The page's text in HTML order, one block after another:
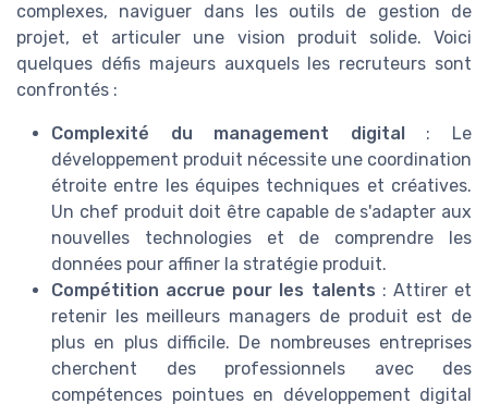
complexes, naviguer dans les outils de gestion de
projet, et articuler une vision produit solide. Voici
quelques défis majeurs auxquels les recruteurs sont
confrontés :
Complexité du management digital: Le
développement produit nécessite une coordination
étroite entre les équipes techniques et créatives.
Un chef produit doit être capable de s'adapter aux
nouvelles technologies et de comprendre les
données pour affiner la stratégie produit.
Compétition accrue pour les talents : Attirer et
retenir les meilleurs managers de produit est de
plus en plus difficile. De nombreuses entreprises
cherchent des professionnels avec des
compétences pointues en développement digital